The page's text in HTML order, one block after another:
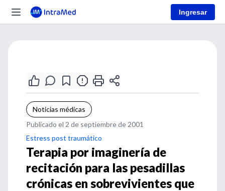
Ingresar
Noticias médicas
Publicado el 2 de septiembre de 2001
Estress post traumático
Terapia por imaginería de
recitación para las pesadillas
crónicas en sobrevivientes que